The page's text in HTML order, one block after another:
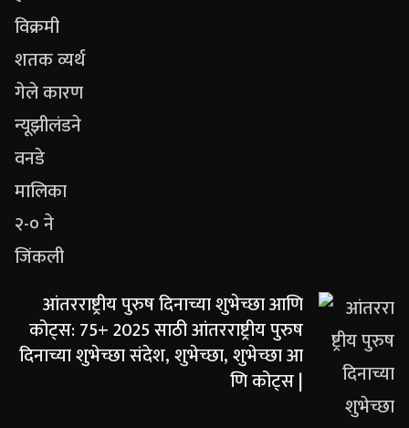
आंतरराष्ट्रीय पुरुष दिनाच्या शुभेच्छा आणि
कोट्स: 75+ 2025 साठी आंतरराष्ट्रीय पुरुष
दिनाच्या शुभेच्छा संदेश, शुभेच्छा, शुभेच्छा आ
णि कोट्स |